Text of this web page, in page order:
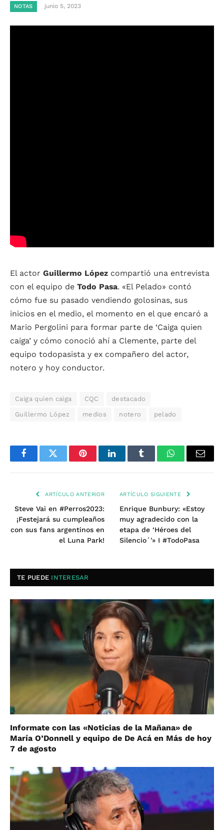
NOTAS junio 5, 2023
El actor Guillermo López compartió una entrevista
con el equipo de Todo Pasa. «El Pelado» contó
cómo fue su pasado vendiendo golosinas, sus
inicios en el medio, el momento en el que encaró a
Mario Pergolini para formar parte de ‘Caiga quien
caiga’ y cómo conoció ahí a Clemente, parte del
equipo todopasista y ex compañero del actor,
notero y hoy conductor.
Caiga quien caiga CQC destacado
Guillermo López medios notero pelado
FacebookTwitter PinterestLinkedInTumblr WhatsAppEmail
ARTÍCULO ANTERIOR
Steve Vai en #Perros2023:
¡Festejará su cumpleaños
con sus fans argentinos en
el Luna Park!
ARTÍCULO SIGUIENTE
Enrique Bunbury: «Estoy
muy agradecido con la
etapa de ‘Héroes del
Silencio´'» I #TodoPasa
TE PUEDE INTERESAR
Informate con las «Noticias de la Mañana» de
María O’Donnell y equipo de De Acá en Más de hoy
7 de agosto